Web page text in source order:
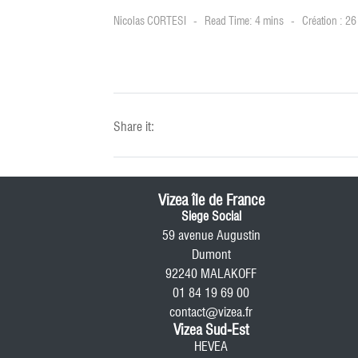
Nicolas CORTESI Read Time: 4 mins Création :
Share it:
Vizea île de France
Siege Social
59 avenue Augustin
Dumont
92240 MALAKOFF
01 84 19 69 00
contact@vizea.fr
Vizea Sud-Est
HEVEA